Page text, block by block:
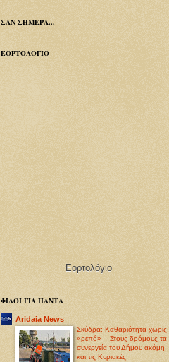
ΣΑΝ ΣΗΜΕΡΑ...
ΕΟΡΤΟΛΟΓΙΟ
Εορτολόγιο
ΦΙΛΟΙ ΓΙΑ ΠΑΝΤΑ
Aridaia News
Σκύδρα: Καθαριότητα χωρίς
«ρεπό» – Στους δρόμους τα
συνεργεία του Δήμου ακόμη
και τις Κυριακές